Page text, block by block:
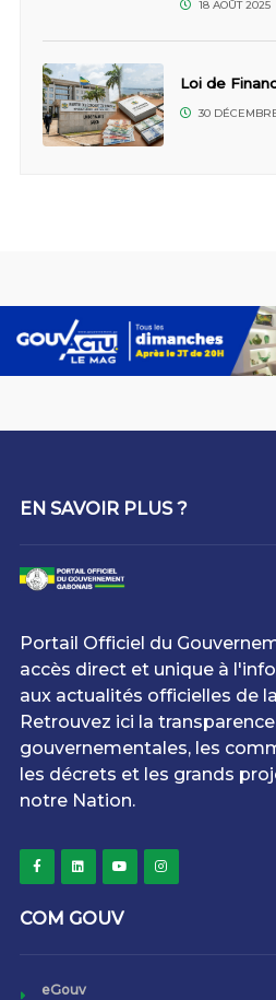
18 AOÛT 2025
Loi de
30
EN SAVOIR PLUS ?
Portail Officiel du
accès direct et unique à
aux actualités officielles de
Retrouvez ici la
gouvernementales, les
les décrets et les grands
notre Nation.
COM GOUV
eGouv